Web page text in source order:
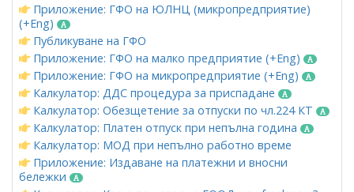
Приложение: ГФО на ЮЛНЦ (микропредприятие)
(+Eng)
Публикуване на ГФО
Приложение: ГФО на малко предприятие (+Eng)
Приложение: ГФО на микропредприятие (+Eng)
Калкулатор: ДДС процедура за приспадане
Калкулатор: Обезщетение за отпуски по чл.224 КТ
Калкулатор: Платен отпуск при непълна година
Калкулатор: МОД при непълно работно време
Приложение: Издаване на платежни и вносни
бележки